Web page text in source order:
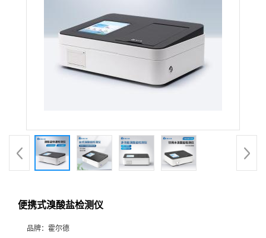
便携式溴酸盐检测仪
品牌： 霍尔德